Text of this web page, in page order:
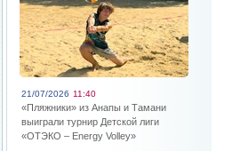
21/07/2026 11:40
«Пляжники» из Анапы и Тамани
выиграли турнир Детской лиги
«ОТЭКО – Energy Volley»